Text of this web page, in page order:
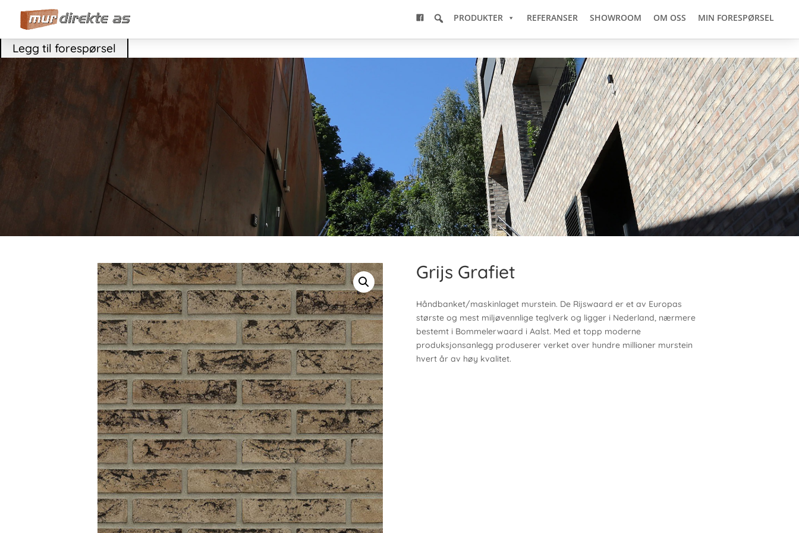
PRODUKTER REFERANSER SHOWROOM OM OSS MIN FORESPØRSEL
Legg til forespørsel
Grijs Grafiet
Håndbanket/maskinlaget murstein. De Rijswaard er et av Europas
største og mest miljøvennlige teglverk og ligger i Nederland, nærmere
bestemt i Bommelerwaard i Aalst. Med et topp moderne
produksjonsanlegg produserer verket over hundre millioner murstein
hvert år av høy kvalitet.